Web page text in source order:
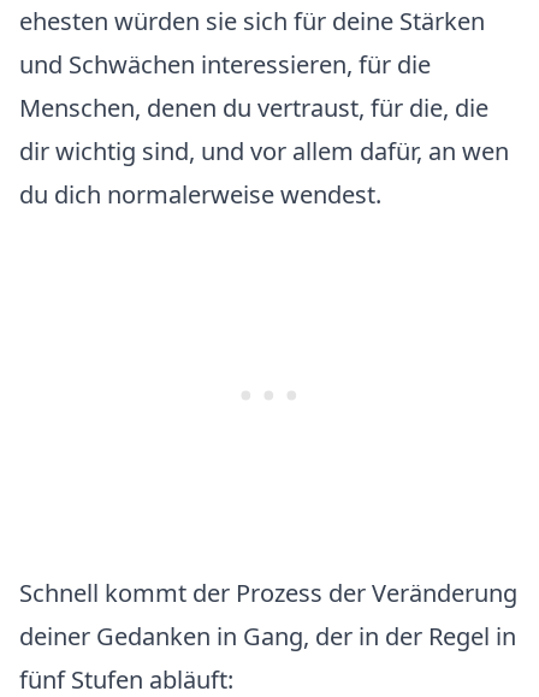
ehesten würden sie sich für deine Stärken
und Schwächen interessieren, für die
Menschen, denen du vertraust, für die, die
dir wichtig sind, und vor allem dafür, an wen
du dich normalerweise wendest.
Schnell kommt der Prozess der Veränderung
deiner Gedanken in Gang, der in der Regel in
fünf Stufen abläuft: